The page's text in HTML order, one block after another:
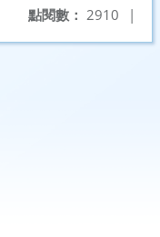
點閱數： 2910 |